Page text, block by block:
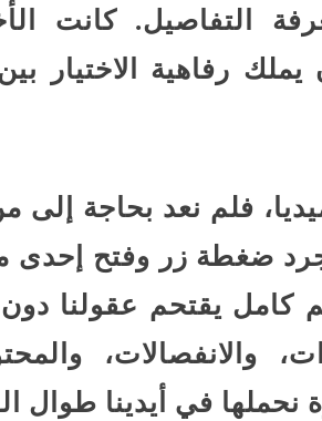
التفاصيل. كانت
رفاهية الاختيار
فلم نعد بحاجة إلى
ضغطة زر وفتح إحدى
كامل يقتحم عقولنا دون
والانفصالات،
في أيدينا طوال